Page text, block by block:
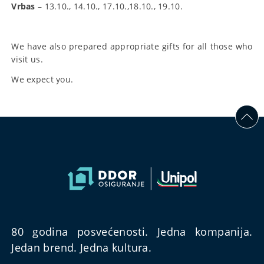
Vrbas – 13.10., 14.10., 17.10.,18.10., 19.10.
We have also prepared appropriate gifts for all those who
visit us.
We expect you.
80 godina posvećenosti. Jedna kompanija.
Jedan brend. Jedna kultura.